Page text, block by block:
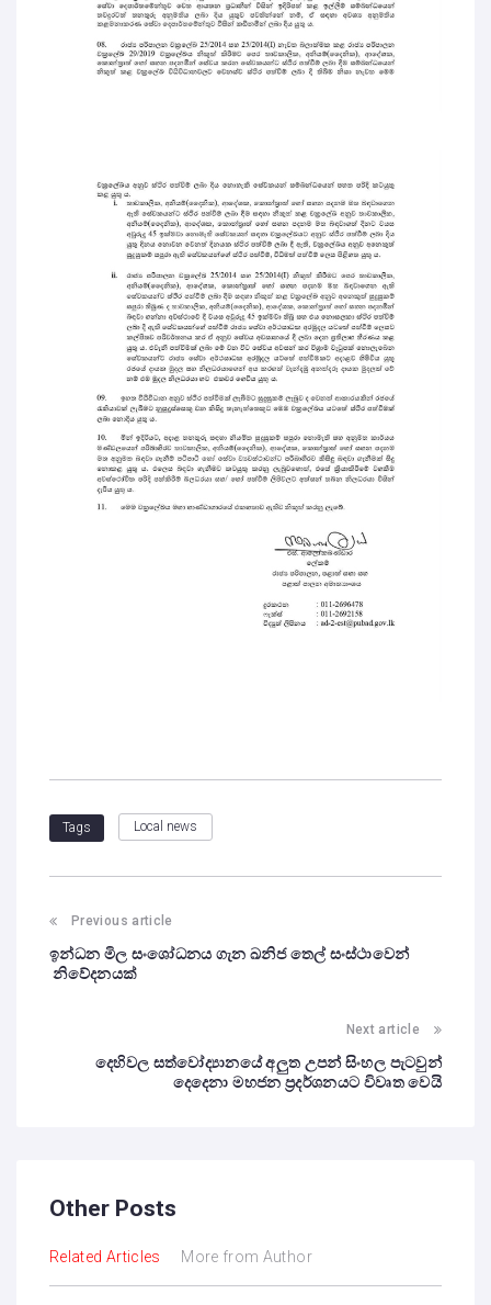
Tags Local news
Previous article
ඉන්ධන මිල සංශෝධනය ගැන ඛනිජ තෙල් සංස්ථාවෙන්
නිවේදනයක්
Next article
දෙහිවල සත්වෝද්‍යානයේ අලුත උපන් සිංහල පැටවුන්
දෙදෙනා මහජන ප්‍රදර්ශනයට විවෘත වෙයි
Other Posts
Related Articles More from Author